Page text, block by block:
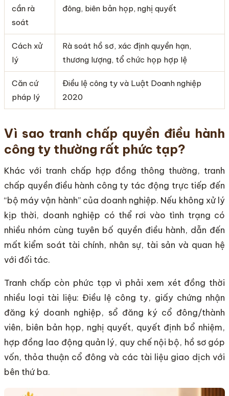
cần rà
soát
đông, biên bản họp, nghị quyết
Cách xử
lý
Rà soát hồ sơ, xác định quyền hạn,
thương lượng, tổ chức họp hợp lệ
Căn cứ
pháp lý
Điều lệ công ty và Luật Doanh nghiệp
2020
Vì sao tranh chấp quyền điều hành
công ty thường rất phức tạp?
Khác với tranh chấp hợp đồng thông thường, tranh
chấp quyền điều hành công ty tác động trực tiếp đến
“bộ máy vận hành” của doanh nghiệp. Nếu không xử lý
kịp thời, doanh nghiệp có thể rơi vào tình trạng có
nhiều nhóm cùng tuyên bố quyền điều hành, dẫn đến
mất kiểm soát tài chính, nhân sự, tài sản và quan hệ
với đối tác.
Tranh chấp còn phức tạp vì phải xem xét đồng thời
nhiều loại tài liệu: Điều lệ công ty, giấy chứng nhận
đăng ký doanh nghiệp, sổ đăng ký cổ đông/thành
viên, biên bản họp, nghị quyết, quyết định bổ nhiệm,
hợp đồng lao động quản lý, quy chế nội bộ, hồ sơ góp
vốn, thỏa thuận cổ đông và các tài liệu giao dịch với
bên thứ ba.